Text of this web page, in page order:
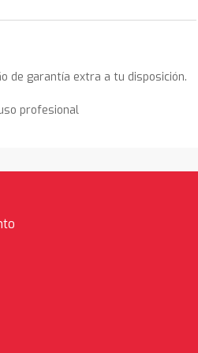
de garantía extra a tu disposición.
profesional